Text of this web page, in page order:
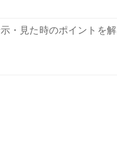
・見た時のポイントを解